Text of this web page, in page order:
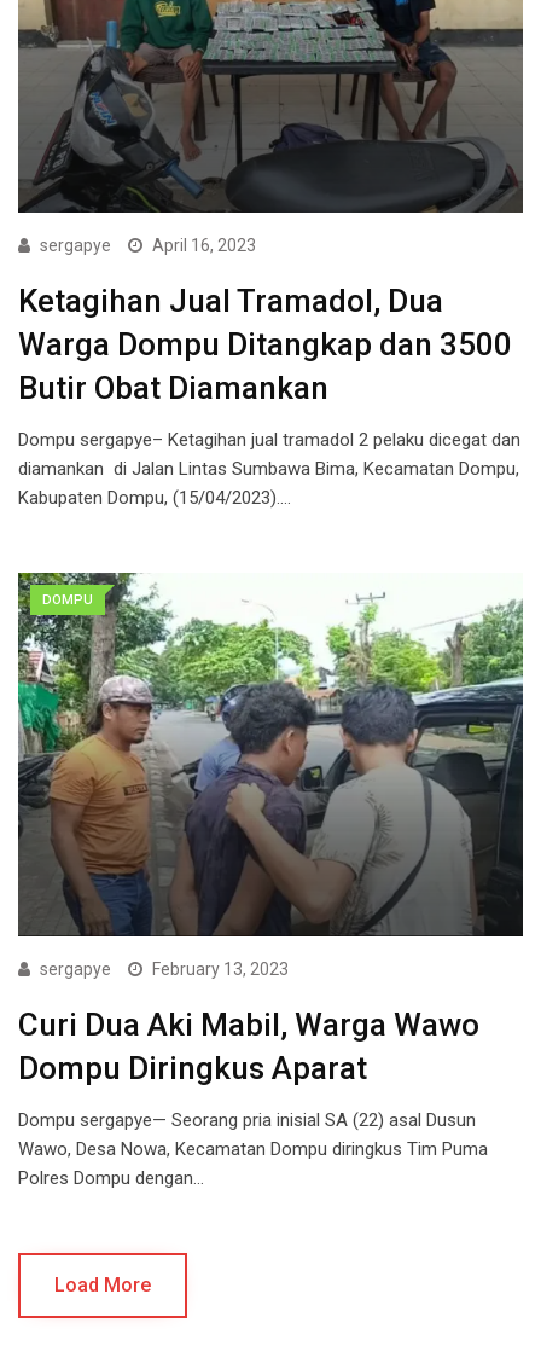
sergapye April 16, 2023
Ketagihan Jual Tramadol, Dua
Warga Dompu Ditangkap dan 3500
Butir Obat Diamankan
Dompu sergapye– Ketagihan jual tramadol 2 pelaku dicegat dan
diamankan di Jalan Lintas Sumbawa Bima, Kecamatan Dompu,
Kabupaten Dompu, (15/04/2023).…
DOMPU
sergapye February 13, 2023
Curi Dua Aki Mabil, Warga Wawo
Dompu Diringkus Aparat
Dompu sergapye— Seorang pria inisial SA (22) asal Dusun
Wawo, Desa Nowa, Kecamatan Dompu diringkus Tim Puma
Polres Dompu dengan…
Load More